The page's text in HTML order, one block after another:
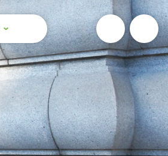
検索フォームを開閉する YouTube